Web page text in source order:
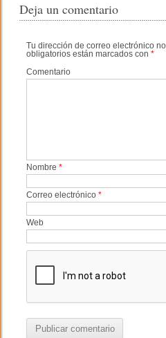
b
o
o
k
ar
tir
Deja un comentario
Tu dirección de correo electrónico
obligatorios están marcados con*
Comentario
Nombre*
Correo electrónico*
Web